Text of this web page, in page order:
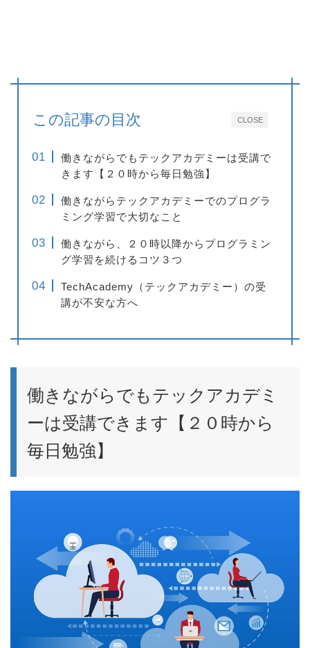
CLOSE
この記事の目次
働きながらでもテックアカデミーは受講で
きます【２０時から毎日勉強】
働きながらテックアカデミーでのプログラ
ミング学習で大切なこと
働きながら、２０時以降からプログラミン
グ学習を続けるコツ３つ
TechAcademy（テックアカデミー）の受
講が不安な方へ
働きながらでもテックアカデミ
ーは受講できます【２０時から
毎日勉強】